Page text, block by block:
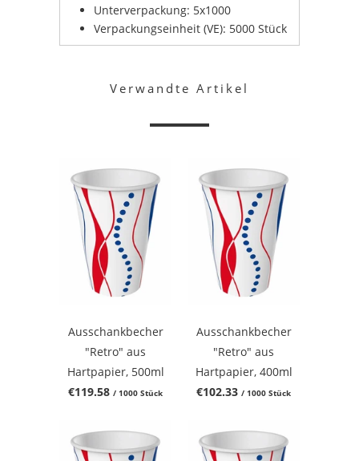
Unterverpackung: 5x1000
Verpackungseinheit (VE): 5000 Stück
Verwandte Artikel
Ausschankbecher
"Retro" aus
Hartpapier, 500ml
€119.58 / 1000 Stück
Ausschankbecher
"Retro" aus
Hartpapier, 400ml
€102.33 / 1000 Stück